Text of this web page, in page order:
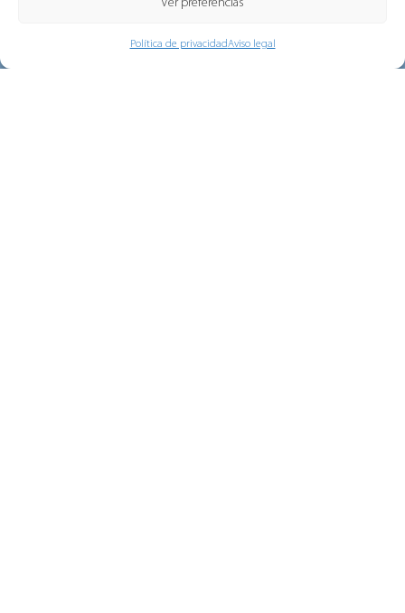
Ver preferencias
Política de privacidadAviso legal